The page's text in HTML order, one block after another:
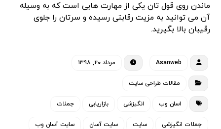
ماندن روی قول تان یکی از مهارت هایی است که به وسیله
آن می توانید به مزیت رقابتی رسیده و سرتان را جلوی
رقیبان بالا بگیرید.
Asanweb مرداد ۲۰, ۱۳۹۸
مقالات طراحی سایت
اسان وب انگیزشی بازاریابی جملات
جملات انگیزشی سایت سایت آسان سایت آسان وب